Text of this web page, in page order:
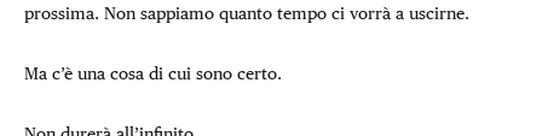
prossima. Non sappiamo quanto tempo ci vorrà a uscirne.
Ma c’è una cosa di cui sono certo.